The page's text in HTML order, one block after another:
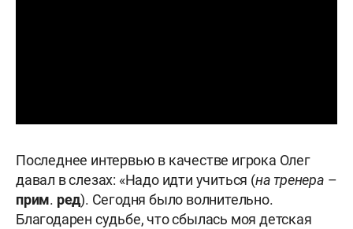
Последнее интервью в качестве игрока Олег
давал в слезах: «Надо идти учиться (на тренера –
прим. ред). Сегодня было волнительно.
Благодарен судьбе, что сбылась моя детская